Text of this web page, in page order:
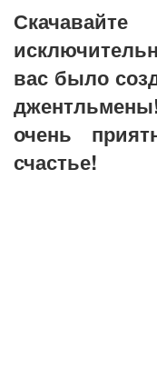
вас было
очень
счастье!